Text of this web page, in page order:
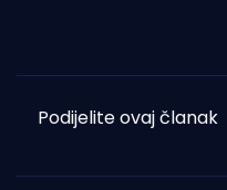
Podijelite ovaj članak